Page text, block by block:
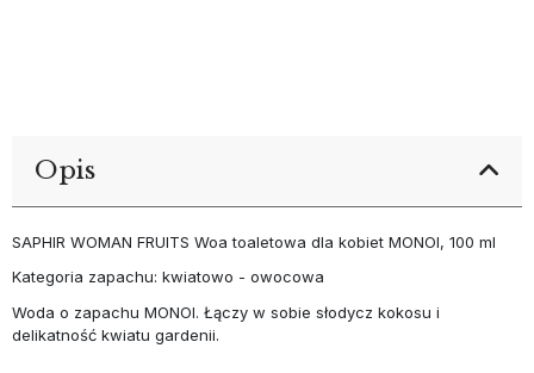
Opis
SAPHIR WOMAN FRUITS Woa toaletowa dla kobiet MONOI, 100 ml
Kategoria zapachu: kwiatowo - owocowa
Woda o zapachu MONOI. Łączy w sobie słodycz kokosu i
delikatność kwiatu gardenii.